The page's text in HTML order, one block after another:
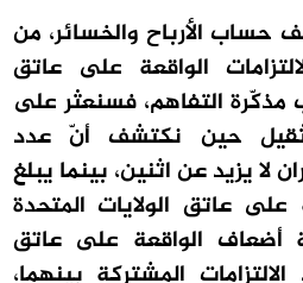
حساب الأرباح والخسائر، من
الواقعة على عاتق
مذكّرة التفاهم، فسنعثر على
حين نكتشف أنّ عدد
لا يزيد عن اثنين، بينما يبلغ
على عاتق الولايات المتحدة
أضعاف الواقعة على عاتق